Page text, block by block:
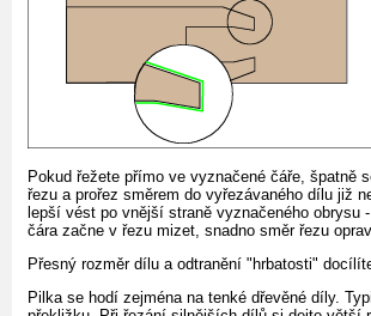
Pokud řežete přímo ve vyznačené čáře, špatně
řezu a prořez směrem do vyřezávaného dílu již
lepší vést po vnější straně vyznačeného obrysu
čára začne v řezu mizet, snadno směr řezu
Přesný rozměr dílu a odtranění "hrbatosti"
Pilka se hodí zejména na tenké dřevěné díly.